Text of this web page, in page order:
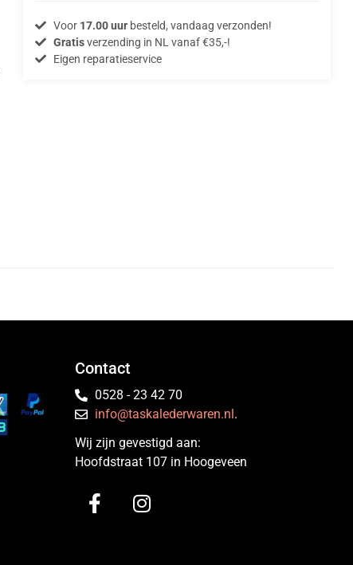
Voor 17.00 uurbesteld, vandaag verzonden!
Gratisverzending in NL vanaf €35,-!
Eigen reparatieservice
Contact
0528 - 23 42 70
info@taskalederwaren.nl.
Wij zijn gevestigd aan:
Hoofdstraat 107 in Hoogeveen